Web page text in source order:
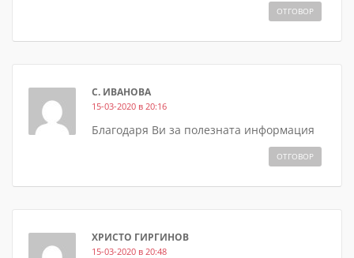
ОТГОВОР
С. ИВАНОВА
15-03-2020 в 20:16
Благодаря Ви за полезната информация
ОТГОВОР
ХРИСТО ГИРГИНОВ
15-03-2020 в 20:48